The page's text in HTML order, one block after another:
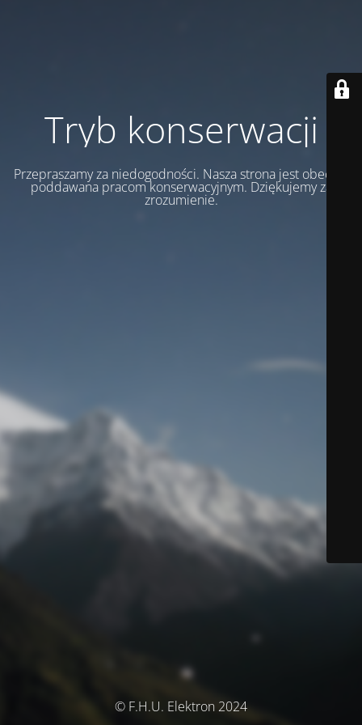
Tryb konserwacji
Przepraszamy za niedogodności. Nasza strona jest obecnie
poddawana pracom konserwacyjnym. Dziękujemy za
zrozumienie.
© F.H.U. Elektron 2024